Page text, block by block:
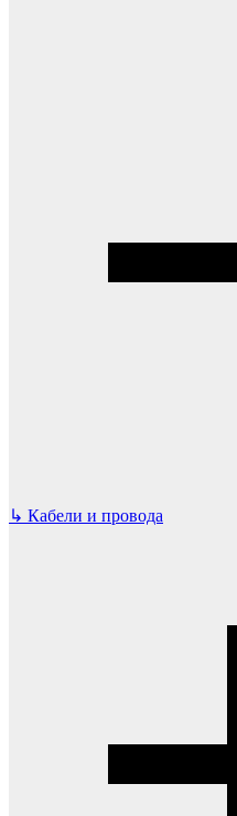
↳ Кабели и провода